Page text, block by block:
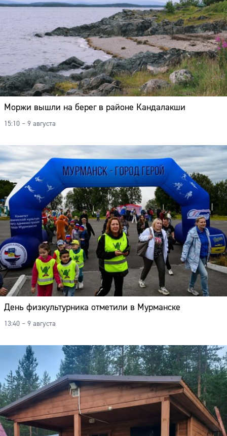
Моржи вышли на берег в районе Кандалакши
15:10 – 9 августа
День физкультурника отметили в Мурманске
13:40 – 9 августа